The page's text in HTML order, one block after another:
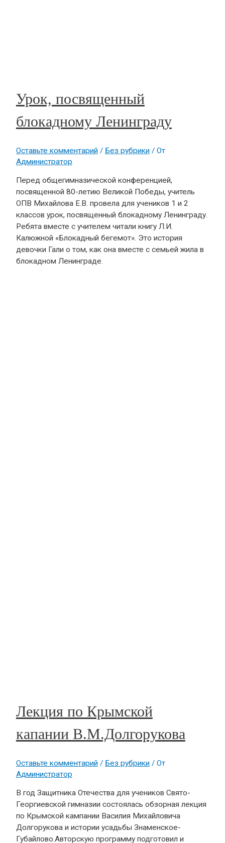
Урок, посвященный
блокадному Ленинграду
Оставьте комментарий / Без рубрики/ От
Администратор
Перед общегимназической конференцией,
посвященной 80-летию Великой Победы, учитель
ОПВ Михайлова Е.В. провела для учеников 1 и 2
классов урок, посвященный блокадному Ленинграду.
Ребята вместе с учителем читали книгу Л.И.
Калюжной «Блокадный бегемот». Это история
девочки Гали о том, как она вместе с семьей жила в
блокадном Ленинграде.
Лекция по Крымской
капании В.М.Долгорукова
Оставьте комментарий / Без рубрики/ От
Администратор
В год Защитника Отечества для учеников Свято-
Георгиевской гимназии состоялась обзорная лекция
по Крымской кампании Василия Михайловича
Долгорукова и истории усадьбы Знаменское-
Губайлово.Авторскую программу подготовил и